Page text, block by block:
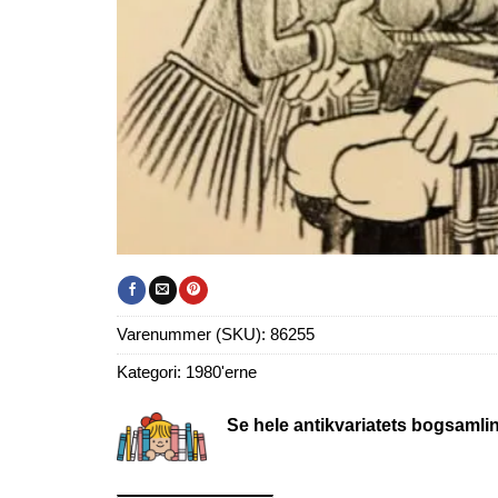
Varenummer (SKU): 86255
Kategori: 1980'erne
Se hele antikvariatets